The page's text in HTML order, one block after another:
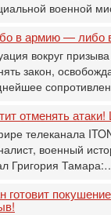
военной
в армию — либо
вокруг
закон,
отменять
телеканала
военный
Григория
готовит